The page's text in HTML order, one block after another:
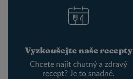
Vyzkoušejte naše recepty
Chcete najít chutný a zdravý
recept? Je to snadné.